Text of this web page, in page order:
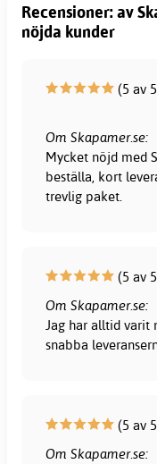
Recensioner: av
nöjda kunder
(5 av
Om Skapamer.se:
Mycket nöjd med
beställa, kort
trevlig paket.
(5 av
Om Skapamer.se:
Jag har alltid varit
snabba
(5 av
Om Skapamer.se: